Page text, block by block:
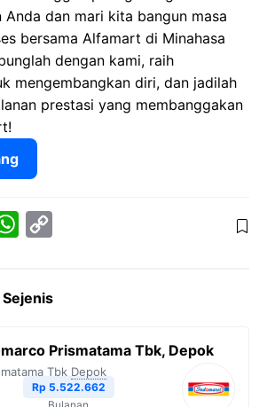
Anda dan mari kita bangun masa
bersama Alfamart di Minahasa
dengan kami, raih
mengembangkan diri, dan jadilah
prestasi yang membanggakan
W
t
A
y
i
n
Prismatama Tbk, Depok
Tbk Depok
Rp 5.522.662